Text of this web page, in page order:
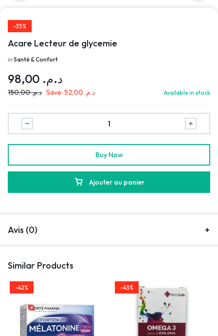
-35%
Acare Lecteur de glycemie
in Santé & Confort
د.م.
د.م.150,00 Save: د.م. Available in stock
Ajouter au panier
Buy Now
Avis (0)
Similar Products
-42% -43%